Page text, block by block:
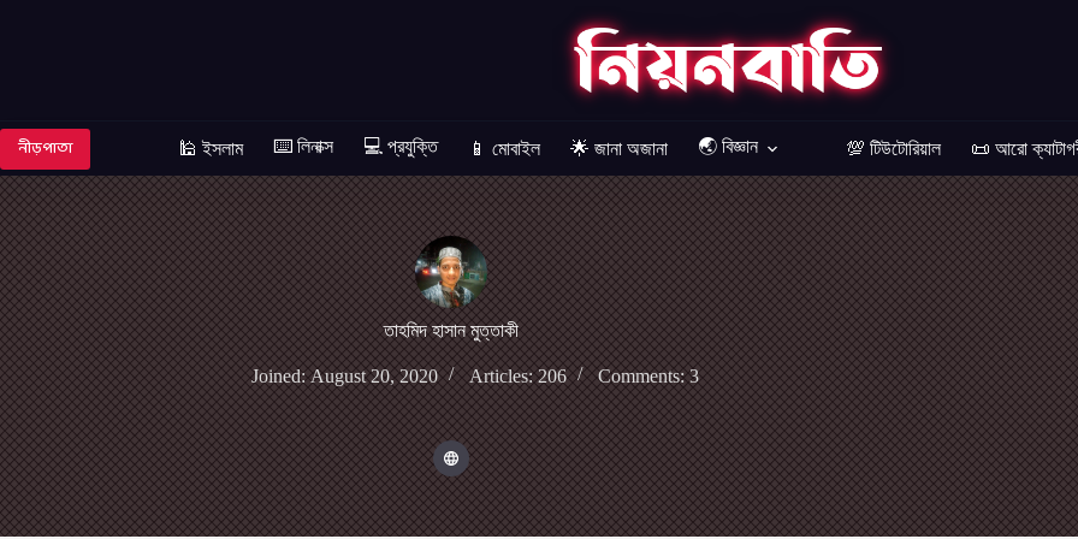
নীড়পাতা 🕌 ইসলাম ⌨️ লিনাক্স 💻 প্রযুক্তি 📱 মোবাইল 🌟 জানা অজানা 🌏 বিজ্ঞান 💯 টিউটোরিয়াল 📜 আরো
তাহমিদ হাসান মুত্তাকী
Joined: August 20, 2020 Articles: 206 Comments: 3